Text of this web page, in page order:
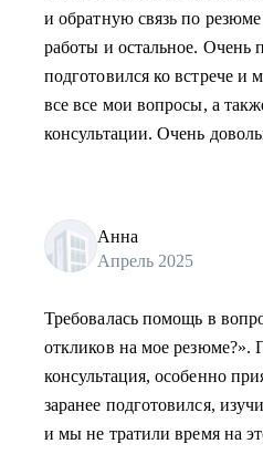
и обратную связь по
работы и остальное. Очень
подготовился ко встрече и
все все мои вопросы, а
консультации. Очень
Анна
Апрель 2025
Требовалась помощь в
откликов на мое резюме?».
консультация, особенно
заранее подготовился,
и мы не тратили время на